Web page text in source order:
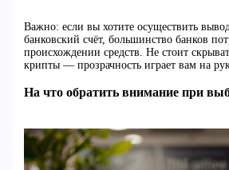
Важно: если вы хотите осуществить
банковский счёт, большинство банков
происхождении средств. Не стоит
крипты — прозрачность играет вам на
На что обратить внимание при